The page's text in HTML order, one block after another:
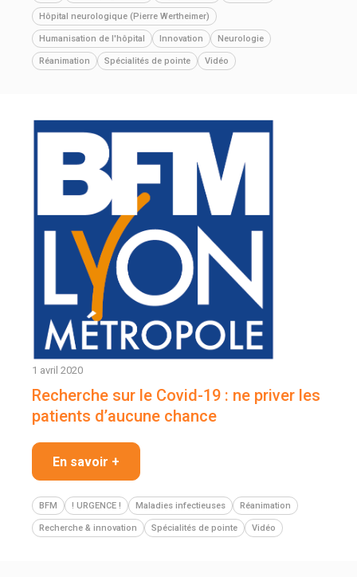
Hôpital neurologique (Pierre Wertheimer)
Humanisation de l'hôpital Innovation Neurologie
Réanimation Spécialités de pointe Vidéo
1 avril 2020
Recherche sur le Covid-19 : ne priver les
patients d’aucune chance
En savoir +
BFM ! URGENCE ! Maladies infectieuses Réanimation
Recherche & innovation Spécialités de pointe Vidéo